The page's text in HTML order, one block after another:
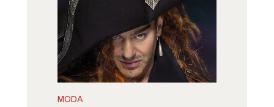
MODA